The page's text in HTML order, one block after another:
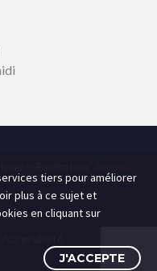
tiers pour améliorer
plus à ce sujet et
en cliquant sur
J'ACCEPTE